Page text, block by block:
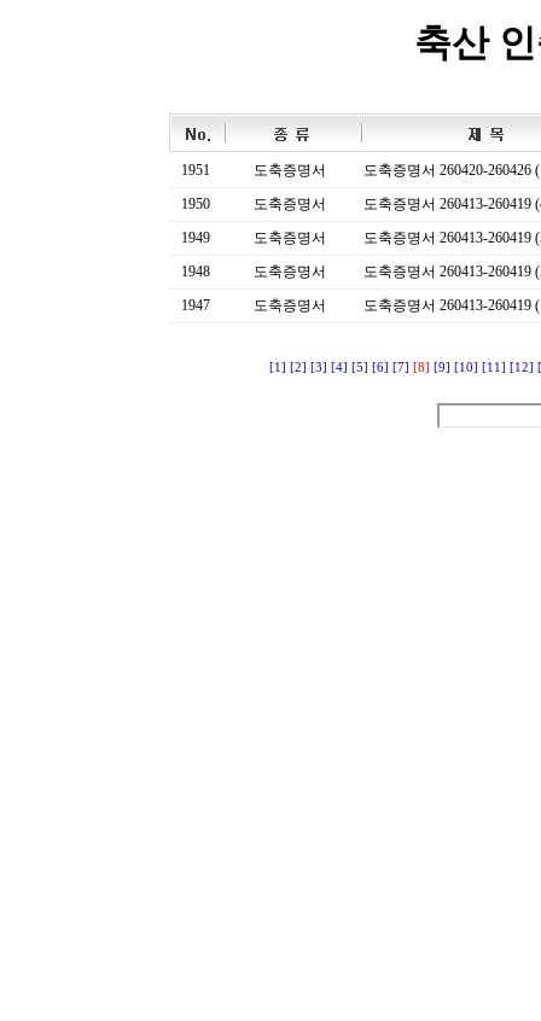
축산
1951 도축증명서
도축증명서 260420-260426
1950
도축증명서
도축증명서 260413-260419
1949
도축증명서
도축증명서 260413-260419
1948
도축증명서
도축증명서 260413-260419
1947
도축증명서 도축증명서 260413-260419
[1] [2] [3] [4] [5] [6] [7] [8] [9] [10] [11] [12]